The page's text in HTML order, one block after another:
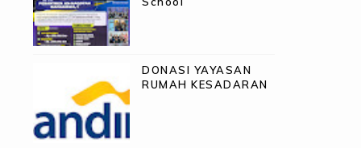
DONASI YAYASAN
RUMAH KESADARAN